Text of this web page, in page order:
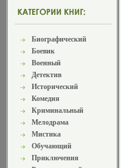
Биографический
Боевик
Военный
Детектив
Исторический
Комедия
Криминальный
Мелодрама
Мистика
Обучающий
Приключения